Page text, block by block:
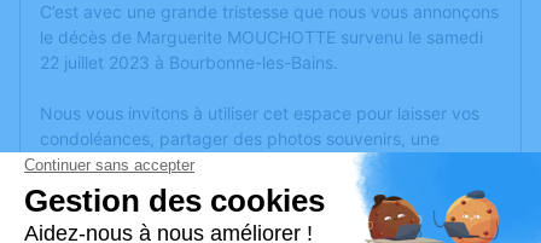
C’est avec une grande tristesse que nous vous annonçons
le décès de Marguerite MOUCHOTTE survenu le samedi
22 juillet 2023 à Bourbonne-les-Bains.
Nous vous invitons à utiliser cet espace pour laisser vos
condoléances, partager des photos souvenirs, une
anecdote ou exprimer vos pensées à travers des poèmes
ou des textes. Cet endroit est un lieu d'expression dédié à
honorer la mémoire de Marguerite MOUCHOTTE.